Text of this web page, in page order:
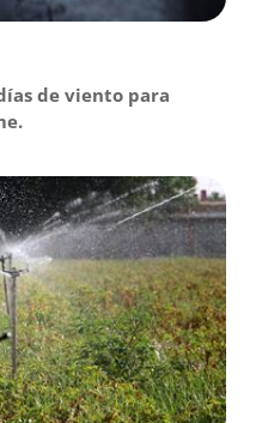
de viento para